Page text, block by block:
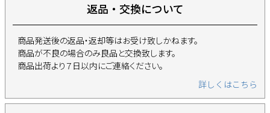
返品・交換について
商品発送後の返品・返却等はお受け致しかねます。
商品が不良の場合のみ良品と交換致します。
商品出荷より７日以内にご連絡ください。
詳しくはこちら